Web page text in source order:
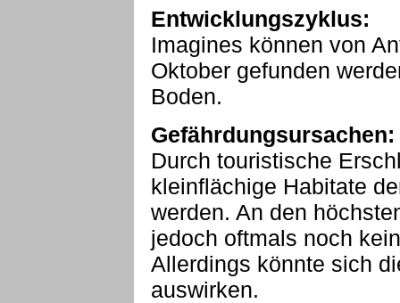
Entwicklungszyklus:
Imagines können von
Oktober gefunden
Boden.
Gefährdungsursachen:
Durch touristische
kleinflächige Habitate
werden. An den
jedoch oftmals noch
Allerdings könnte sich
auswirken.